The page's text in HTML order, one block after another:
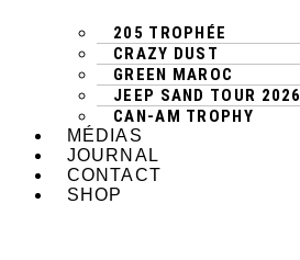
205 TROPHÉE
CRAZY DUST
GREEN MAROC
JEEP SAND TOUR 2026
CAN-AM TROPHY
MÉDIAS
JOURNAL
CONTACT
SHOP